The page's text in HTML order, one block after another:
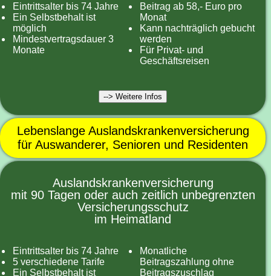
Eintrittsalter bis 74 Jahre
Ein Selbstbehalt ist
möglich
Mindestvertragsdauer 3
Monate
Beitrag ab 58,- Euro pro
Monat
Kann nachträglich gebucht
werden
Für Privat- und
Geschäftsreisen
--> Weitere Infos
Lebenslange Auslandskrankenversicherung
für Auswanderer, Senioren und Residenten
Auslandskrankenversicherung
mit 90 Tagen oder auch zeitlich unbegrenzten
Versicherungsschutz
im Heimatland
Eintrittsalter bis 74 Jahre
5 verschiedene Tarife
Ein Selbstbehalt ist
Monatliche
Beitragszahlung ohne
Beitragszuschlag